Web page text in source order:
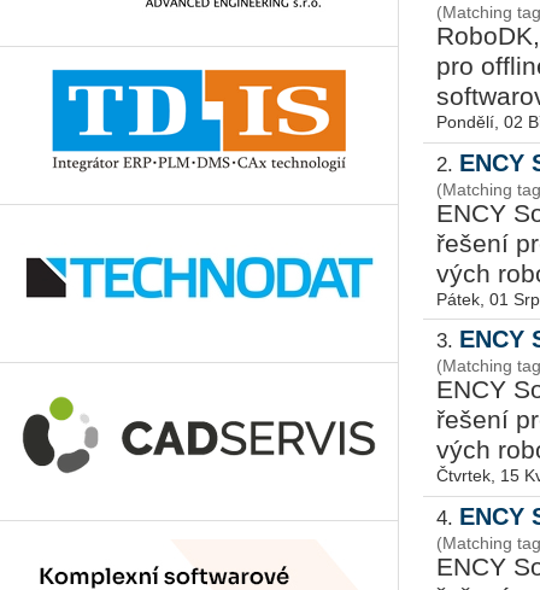
(Matching
pro
Pondělí, 02
2. ENCY
(Matching
ENCY
ře­še­ní
vých
Pátek, 01
3. ENCY
(Matching
ENCY
ře­še­ní
vých
Čtvrtek, 15
4. ENCY
(Matching
ENCY